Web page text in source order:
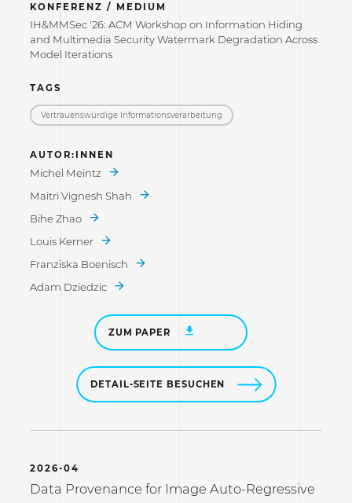
KONFERENZ / MEDIUM
IH&MMSec '26: ACM Workshop on Information Hiding
and Multimedia Security Watermark Degradation Across
Model Iterations
TAGS
Vertrauenswürdige Informations­verarbeitung
AUTOR:INNEN
Michel Meintz
Maitri Vignesh Shah
Bihe Zhao
Louis Kerner
Franziska Boenisch
Adam Dziedzic
ZUM PAPER
DETAIL-SEITE BESUCHEN
2026-04
Data Provenance for Image Auto-Regressive